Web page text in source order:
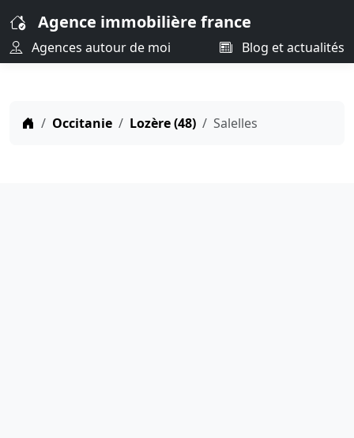
Agence immobilière france
Agences autour de moi Blog et actualités
Occitanie Lozère (48) Salelles